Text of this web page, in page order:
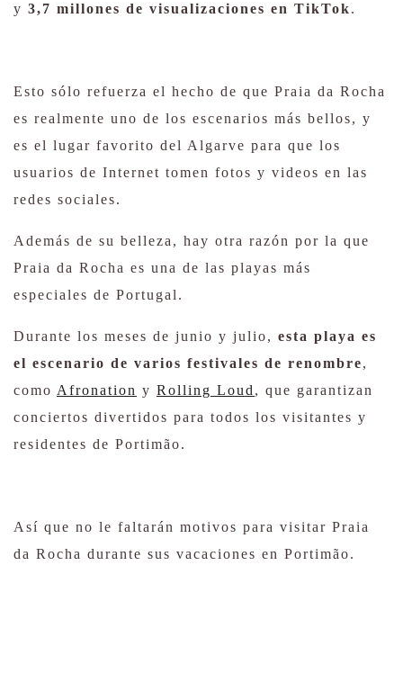
y 3,7 millones de visualizaciones en TikTok.
Esto sólo refuerza el hecho de que Praia da Rocha
es realmente uno de los escenarios más bellos, y
es el lugar favorito del Algarve para que los
usuarios de Internet tomen fotos y videos en las
redes sociales.
Además de su belleza, hay otra razón por la que
Praia da Rocha es una de las playas más
especiales de Portugal.
Durante los meses de junio y julio, esta playa es
el escenario de varios festivales de renombre,
como Afronation y Rolling Loud , que garantizan
conciertos divertidos para todos los visitantes y
residentes de Portimão.
Así que no le faltarán motivos para visitar Praia
da Rocha durante sus vacaciones en Portimão.